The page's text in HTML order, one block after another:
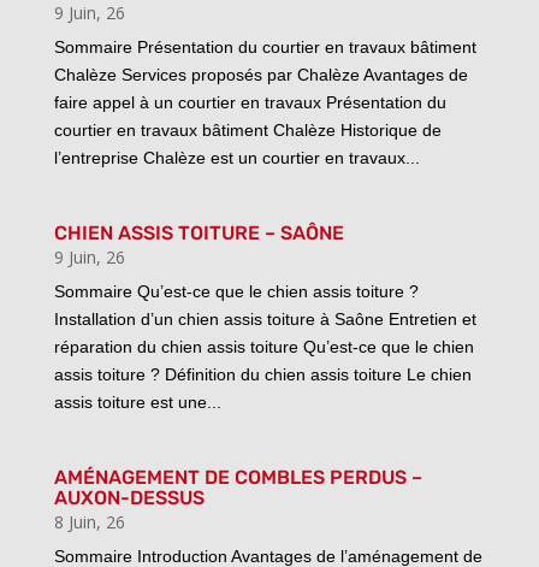
9 Juin, 26
Sommaire Présentation du courtier en travaux bâtiment
Chalèze Services proposés par Chalèze Avantages de
faire appel à un courtier en travaux Présentation du
courtier en travaux bâtiment Chalèze Historique de
l’entreprise Chalèze est un courtier en travaux...
CHIEN ASSIS TOITURE – SAÔNE
9 Juin, 26
Sommaire Qu’est-ce que le chien assis toiture ?
Installation d’un chien assis toiture à Saône Entretien et
réparation du chien assis toiture Qu’est-ce que le chien
assis toiture ? Définition du chien assis toiture Le chien
assis toiture est une...
AMÉNAGEMENT DE COMBLES PERDUS –
AUXON-DESSUS
8 Juin, 26
Sommaire Introduction Avantages de l’aménagement de